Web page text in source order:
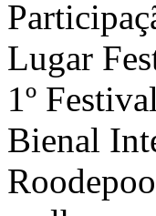
Lugar
1º
Bienal